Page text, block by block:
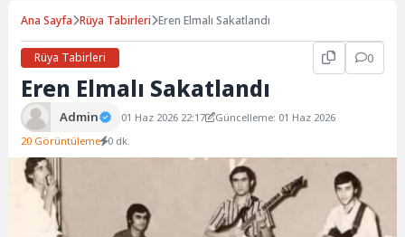
Ana Sayfa Rüya Tabirleri Eren Elmalı Sakatlandı
Rüya Tabirleri 0
Eren Elmalı Sakatlandı
Admin 01 Haz 2026 22:17
Güncelleme: 01 Haz 2026
20 Görüntüleme 0 dk.